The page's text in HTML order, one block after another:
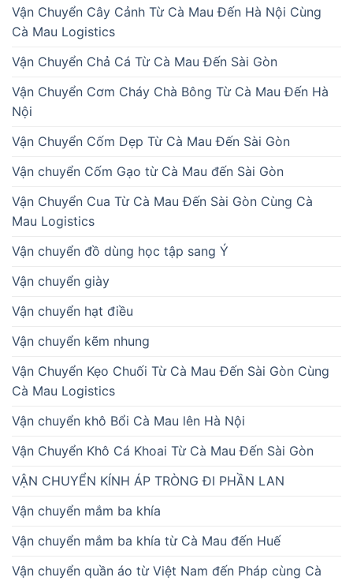
Vận Chuyển Cây Cảnh Từ Cà Mau Đến Hà Nội Cùng
Cà Mau Logistics
Vận Chuyển Chả Cá Từ Cà Mau Đến Sài Gòn
Vận Chuyển Cơm Cháy Chà Bông Từ Cà Mau Đến Hà
Nội
Vận Chuyển Cốm Dẹp Từ Cà Mau Đến Sài Gòn
Vận chuyển Cốm Gạo từ Cà Mau đến Sài Gòn
Vận Chuyển Cua Từ Cà Mau Đến Sài Gòn Cùng Cà
Mau Logistics
Vận chuyển đồ dùng học tập sang Ý
Vận chuyển giày
Vận chuyển hạt điều
Vận chuyển kẽm nhung
Vận Chuyển Kẹo Chuối Từ Cà Mau Đến Sài Gòn Cùng
Cà Mau Logistics
Vận chuyển khô Bổi Cà Mau lên Hà Nội
Vận Chuyển Khô Cá Khoai Từ Cà Mau Đến Sài Gòn
VẬN CHUYỂN KÍNH ÁP TRÒNG ĐI PHẦN LAN
Vận chuyển mắm ba khía
Vận chuyển mắm ba khía từ Cà Mau đến Huế
Vận chuyển quần áo từ Việt Nam đến Pháp cùng Cà